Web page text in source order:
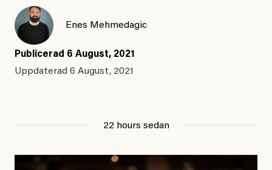
Enes Mehmedagic
Publicerad 6 August, 2021
Uppdaterad 6 August, 2021
22 hours sedan